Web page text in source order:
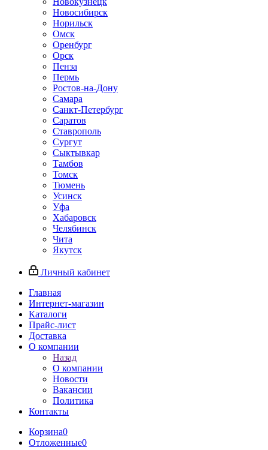
Новосибирск
Норильск
Омск
Оренбург
Орск
Пенза
Пермь
Ростов-на-Дону
Самара
Санкт-Петербург
Саратов
Ставрополь
Сургут
Сыктывкар
Тамбов
Томск
Тюмень
Усинск
Уфа
Хабаровск
Челябинск
Чита
Якутск
Личный кабинет
Главная
Интернет-магазин
Каталоги
Прайс-лист
Доставка
О компании
Назад
О компании
Новости
Вакансии
Политика
Контакты
Корзина0
Отложенные0